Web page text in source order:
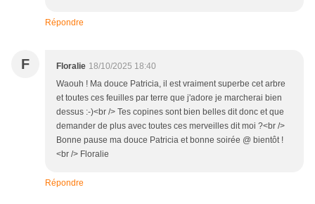
Répondre
F Floralie 18/10/2025 18:40
Waouh ! Ma douce Patricia, il est vraiment superbe cet arbre
et toutes ces feuilles par terre que j'adore je marcherai bien
dessus :-)<br /> Tes copines sont bien belles dit donc et que
demander de plus avec toutes ces merveilles dit moi ?<br />
Bonne pause ma douce Patricia et bonne soirée @ bientôt !
<br /> Floralie
Répondre